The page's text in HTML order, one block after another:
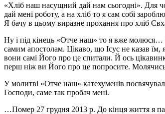
«Хліб наш насущний дай нам сьогодні». Для
дай мені роботу, а на хліб то я сам собі
Я бачу в цьому виразне прохання про хліб
Ну і під кінець «Отче наш» то я вже
самим апостолам. Цікаво, що Ісус не казав
вони самі Його про це спитали. Й ось
перш ніж ви Його про це попросите.
У молитві «Отче наш» катехуменів
Господи, саме так пробач мені.
…Помер 27 грудня 2013 р. До кінця життя я